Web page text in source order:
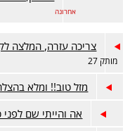
אחרונה
צריכה עזרה, המלצה
מותק 27
מזל טוב!! ומלא
אה והייתי שם